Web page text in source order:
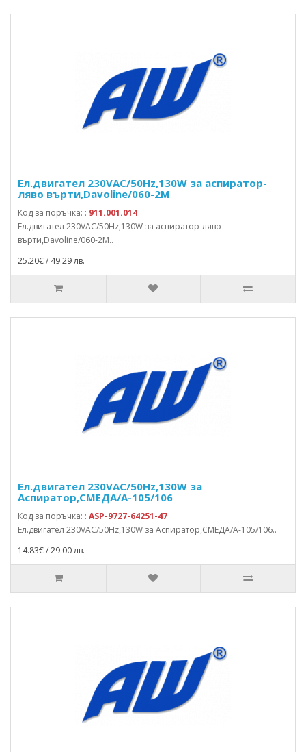
Ел.двигател 230VAC/50Hz,130W за aспиратор-
ляво върти,Davoline/060-2M
Код за поръчка: : 911.001.014
Ел.двигател 230VAC/50Hz,130W за aспиратор-ляво
върти,Davoline/060-2M..
25.20€ / 49.29 лв.
Ел.двигател 230VAC/50Hz,130W за
Аспиратор,СМЕДА/А-105/106
Код за поръчка: : ASP-9727-64251-47
Ел.двигател 230VAC/50Hz,130W за Аспиратор,СМЕДА/А-105/106..
14.83€ / 29.00 лв.